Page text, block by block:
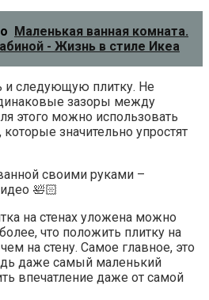
Маленькая ванная комната.
- Жизнь в стиле Икеа
и следующую плитку. Не
зазоры между
этого можно использовать
значительно упростят
на стенах уложена можно
что положить плитку на
на стену. Самое главное, это
даже самый маленький
впечатление даже от самой